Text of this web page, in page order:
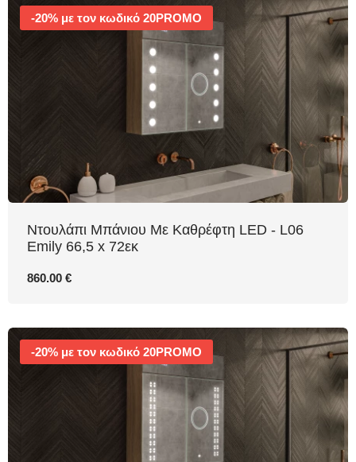
-20% με τον κωδικό 20PROMO
Ντουλάπι Μπάνιου Με Καθρέφτη LED - L06
Emily 66,5 x 72εκ
860.00 €
-20% με τον κωδικό 20PROMO